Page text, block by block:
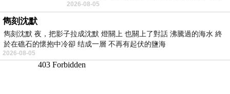
下二樓居然又撞到她，於是
2026-08-05
雋刻沈默
雋刻沈默 夜，把影子拉成沈默 燈關上 也關上了對話 沸騰過的海水 終
於在礁石的懷抱中冷卻 结成一層 不再有起伏的鹽海
2026-08-05